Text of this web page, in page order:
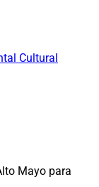
Cultural
Mayo para